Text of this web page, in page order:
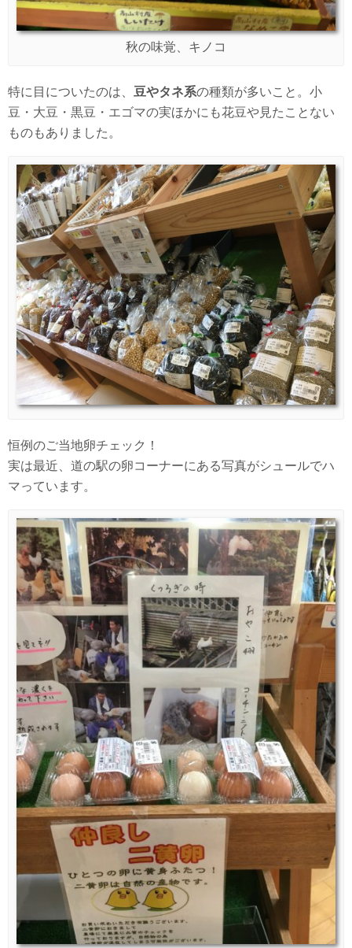
秋の味覚、キノコ
特に目についたのは、 豆やタネ系の種類が多いこと。小
豆・大豆・黒豆・エゴマの実ほかにも花豆や見たことない
ものもありました。
恒例のご当地卵チェック！
実は最近、道の駅の卵コーナーにある写真がシュールでハ
マっています。